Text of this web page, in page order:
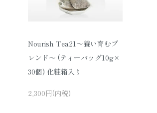
Nourish Tea21〜養い育むブ
レンド〜 (ティーバッグ10g×
30個) 化粧箱入り
2,300円(内税)